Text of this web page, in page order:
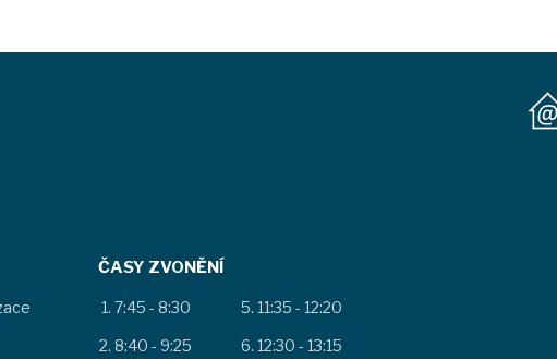
ČASY ZVONĚNÍ
7:45 - 8:30
8:40 - 9:25
11:35 - 12:20
12:30 - 13:15